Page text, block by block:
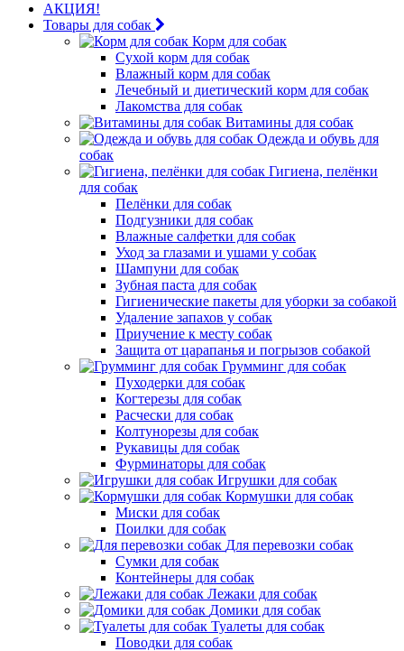
АКЦИЯ!
Товары для собак
Корм для собак
Сухой корм для собак
Влажный корм для собак
Лечебный и диетический корм для собак
Лакомства для собак
Витамины для собак
Одежда и обувь для
собак
Гигиена, пелёнки
для собак
Пелёнки для собак
Подгузники для собак
Влажные салфетки для собак
Уход за глазами и ушами у собак
Шампуни для собак
Зубная паста для собак
Гигиенические пакеты для уборки за собакой
Удаление запахов у собак
Приучение к месту собак
Защита от царапанья и погрызов собакой
Грумминг для собак
Пуходерки для собак
Когтерезы для собак
Расчески для собак
Колтунорезы для собак
Рукавицы для собак
Фурминаторы для собак
Игрушки для собак
Кормушки для собак
Миски для собак
Поилки для собак
Для перевозки собак
Сумки для собак
Контейнеры для собак
Лежаки для собак
Домики для собак
Туалеты для собак
Поводки для собак